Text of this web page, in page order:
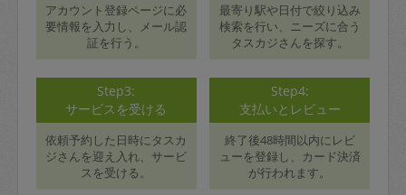
アカウント登録ページに必
要情報を入力し、メール認
証を行う。
最寄り駅や日付で絞り込み
検索を行い、ニーズに合う
タスカジさんを探す。
Step3:
サービスを受ける
依頼予約した日時にタスカ
ジさんを迎え入れ、サービ
スを受ける。
Step4:
支払いとレビュー
終了後48時間以内にレビ
ューを登録し、カード決済
が行われます。